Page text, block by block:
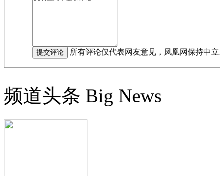
所有评论仅代表网友意见，凤凰网保持中
频道头条 Big News